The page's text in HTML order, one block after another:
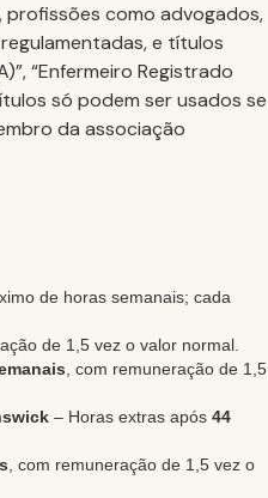
profissões como advogados,
e títulos
“Enfermeiro Registrado
só podem ser usados se
da associação
de horas semanais; cada
de 1,5 vez o valor normal.
, com remuneração de 1,5
– Horas extras após 44
, com remuneração de 1,5 vez o